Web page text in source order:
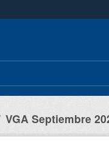
VGA Septiembre